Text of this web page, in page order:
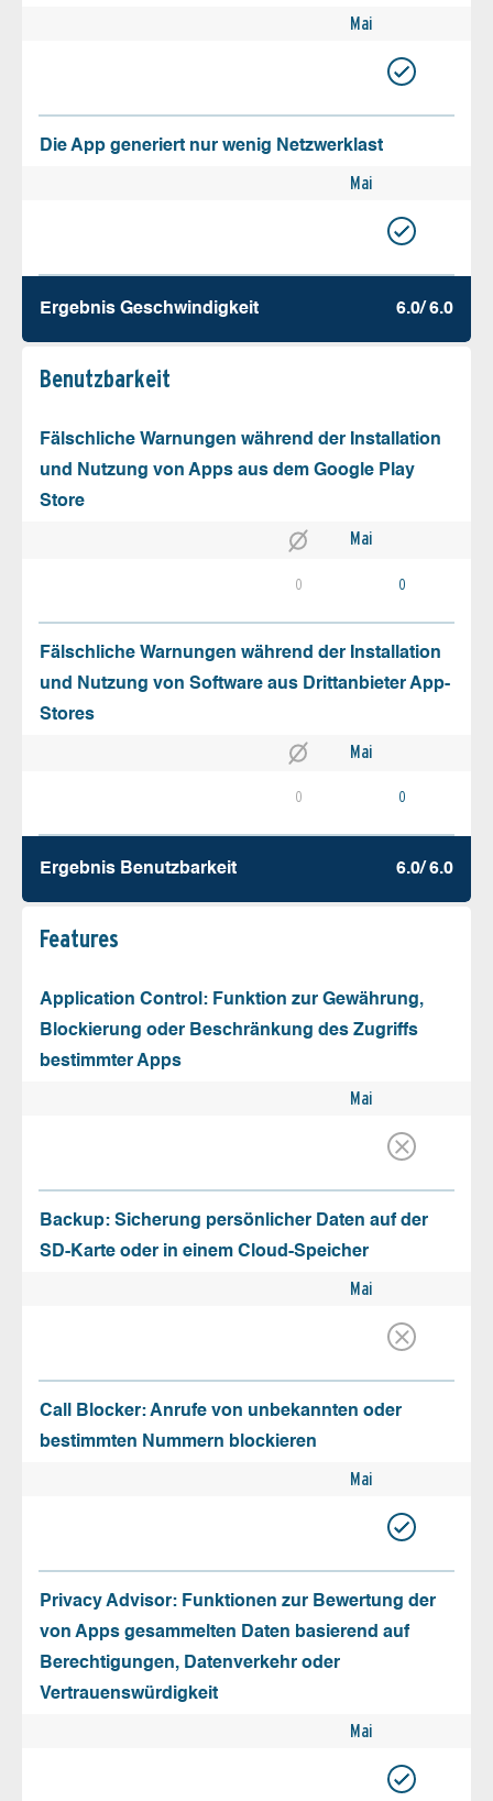
Mai
Die App generiert nur wenig Netzwerklast
Mai
Ergebnis Geschw­indigkeit 6.0/ 6.0
Benutz­barkeit
Fälschliche Warnungen während der Installation
und Nutzung von Apps aus dem Google Play
Store
Mai
0 0
Fälschliche Warnungen während der Installation
und Nutzung von Software aus Drittanbieter App-
Stores
Mai
0 0
Ergebnis Benutz­barkeit 6.0/ 6.0
Features
Application Control: Funktion zur Gewährung,
Blockierung oder Beschränkung des Zugriffs
bestimmter Apps
Mai
Backup: Sicherung persönlicher Daten auf der
SD-Karte oder in einem Cloud-Speicher
Mai
Call Blocker: Anrufe von unbekannten oder
bestimmten Nummern blockieren
Mai
Privacy Advisor: Funktionen zur Bewertung der
von Apps gesammelten Daten basierend auf
Berechtigungen, Datenverkehr oder
Vertrauenswürdigkeit
Mai